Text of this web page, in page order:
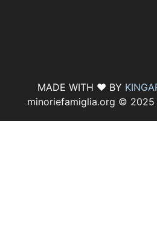
MADE WITH ♥ BY
minoriefamiglia.org © 2025